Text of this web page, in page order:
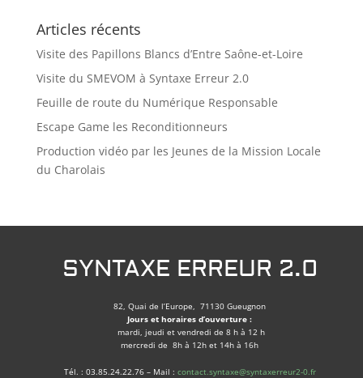
Articles récents
Visite des Papillons Blancs d’Entre Saône-et-Loire
Visite du SMEVOM à Syntaxe Erreur 2.0
Feuille de route du Numérique Responsable
Escape Game les Reconditionneurs
Production vidéo par les Jeunes de la Mission Locale
du Charolais
SYNTAXE ERREUR 2.0
82, Quai de l’Europe, 71130 Gueugnon
Jours et horaires d’ouverture :
mardi, jeudi et vendredi de 8 h à 12 h
mercredi de 8h à 12h et 14h à 16h
Tél. : 03.85.24.22.76 – Mail : contact.syntaxe@syntaxerreur2-0.fr